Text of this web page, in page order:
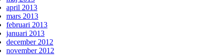
april 2013
mars 2013
februari 2013
januari 2013
december 2012
november 2012